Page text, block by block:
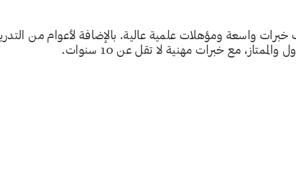
واسعة ومؤهلات علمية عالية. بالإضافة لأعوام من
مع خبرات مهنية لا تقل عن 10 سنوات.